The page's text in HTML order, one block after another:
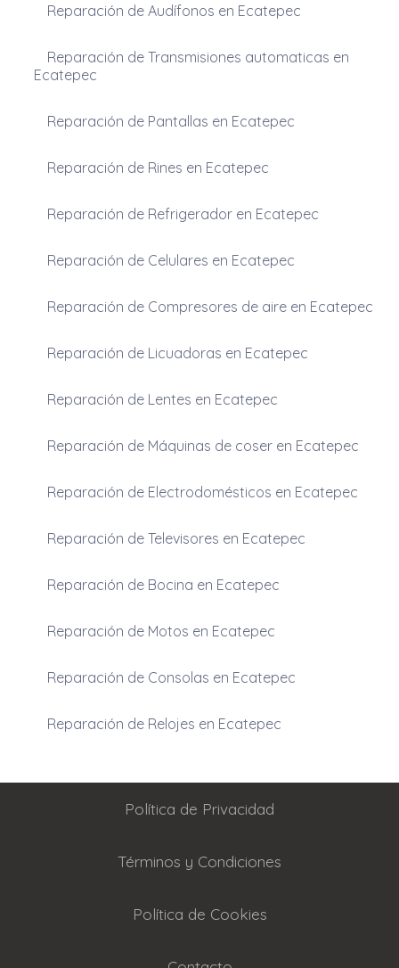
Reparación de Audífonos en Ecatepec
Reparación de Transmisiones automaticas en
Ecatepec
Reparación de Pantallas en Ecatepec
Reparación de Rines en Ecatepec
Reparación de Refrigerador en Ecatepec
Reparación de Celulares en Ecatepec
Reparación de Compresores de aire en Ecatepec
Reparación de Licuadoras en Ecatepec
Reparación de Lentes en Ecatepec
Reparación de Máquinas de coser en Ecatepec
Reparación de Electrodomésticos en Ecatepec
Reparación de Televisores en Ecatepec
Reparación de Bocina en Ecatepec
Reparación de Motos en Ecatepec
Reparación de Consolas en Ecatepec
Reparación de Relojes en Ecatepec
Política de Privacidad
Términos y Condiciones
Política de Cookies